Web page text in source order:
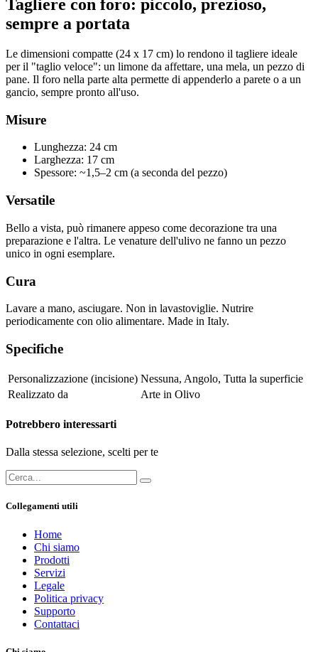
Tagliere con foro: piccolo, prezioso,
sempre a portata
Le dimensioni compatte (24 x 17 cm) lo rendono il tagliere ideale
per il "taglio veloce": un limone da affettare, una mela, un pezzo di
pane. Il foro nella parte alta permette di appenderlo a parete o a un
gancio, sempre pronto all'uso.
Misure
Lunghezza: 24 cm
Larghezza: 17 cm
Spessore: ~1,5–2 cm (a seconda del pezzo)
Versatile
Bello a vista, può rimanere appeso come decorazione tra una
preparazione e l'altra. Le venature dell'ulivo ne fanno un pezzo
unico in ogni esemplare.
Cura
Lavare a mano, asciugare. Non in lavastoviglie. Nutrire
periodicamente con olio alimentare. Made in Italy.
Specifiche
Personalizzazione (incisione) Nessuna, Angolo, Tutta la superficie
Realizzato da
Arte in Olivo
Potrebbero interessarti
Dalla stessa selezione, scelti per te
Collegamenti utili
Home
Chi siamo
Prodotti
Servizi
Legale
Politica privacy
Supporto
Contattaci